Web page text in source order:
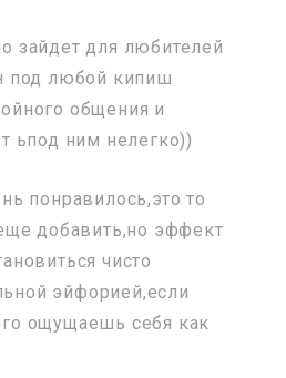
зайдет для любителей
под любой кипиш
общения и
ьпод ним нелегко))
понравилось,это то
добавить,но эффект
чисто
эйфорией,если
ощущаешь себя как